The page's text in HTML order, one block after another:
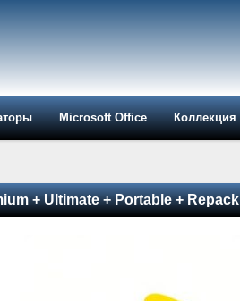
Microsoft Office Коллекция
+ Ultimate + Portable + Repack